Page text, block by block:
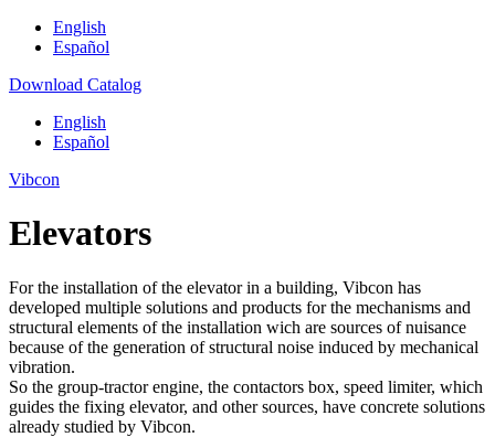
English
Español
Download Catalog
English
Español
Vibcon
Elevators
For the installation of the elevator in a building, Vibcon has
developed multiple solutions and products for the mechanisms and
structural elements of the installation wich are sources of nuisance
because of the generation of structural noise induced by mechanical
vibration.
So the group-tractor engine, the contactors box, speed limiter, which
guides the fixing elevator, and other sources, have concrete solutions
already studied by Vibcon.